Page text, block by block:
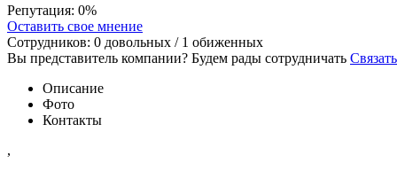
Репутация: 0%
Оставить свое мнение
Сотрудников: 0 довольных / 1 обиженных
Вы представитель компании? Будем рады сотрудничать
Описание
Фото
Контакты
,